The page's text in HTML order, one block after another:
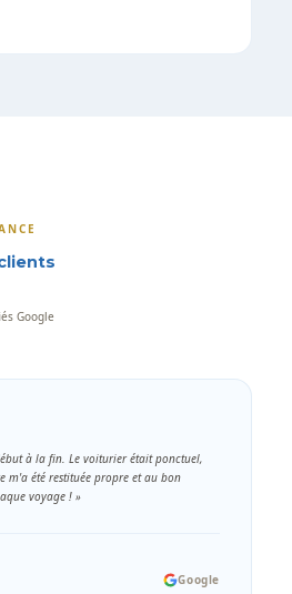
Google
à la fin. Le voiturier était ponctuel,
m'a été restituée propre et au bon
voyage ! »
Google